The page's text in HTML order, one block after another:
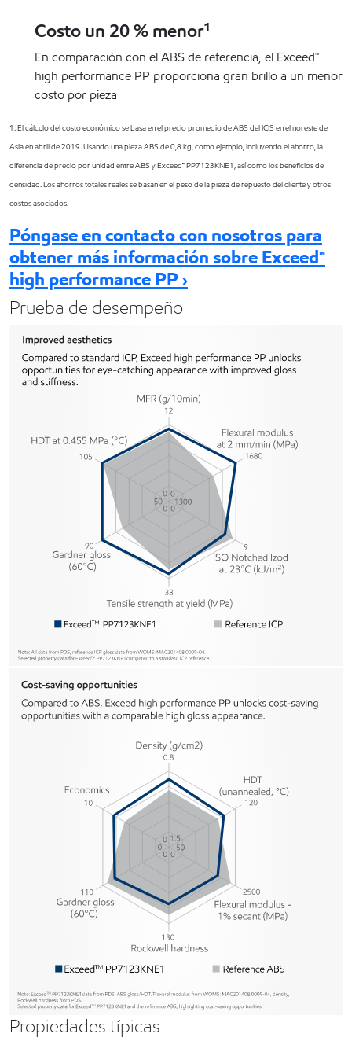
Costo un 20 % menor¹
En comparación con el ABS de referencia, el Exceed™
high performance PP proporciona gran brillo a un menor
costo por pieza
1. El cálculo del costo económico se basa en el precio promedio de ABS del ICIS en el noreste de
Asia en abril de 2019. Usando una pieza ABS de 0,8 kg, como ejemplo, incluyendo el ahorro, la
diferencia de precio por unidad entre ABS y Exceed™ PP7123KNE1, así como los beneficios de
densidad. Los ahorros totales reales se basan en el peso de la pieza de repuesto del cliente y otros
costos asociados.
Póngase en contacto con nosotros para
obtener más información sobre Exceed™
high performance PP ›
Prueba de desempeño
Propiedades típicas